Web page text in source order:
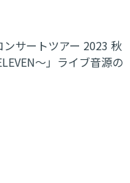
サートツアー 2023 秋
～」ライブ音源の